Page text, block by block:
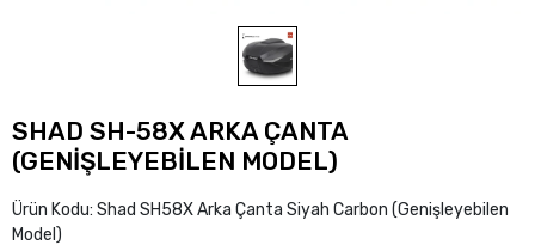
SHAD SH-58X ARKA ÇANTA
(GENİŞLEYEBİLEN MODEL)
Ürün Kodu: Shad SH58X Arka Çanta Siyah Carbon (Genişleyebilen
Model)